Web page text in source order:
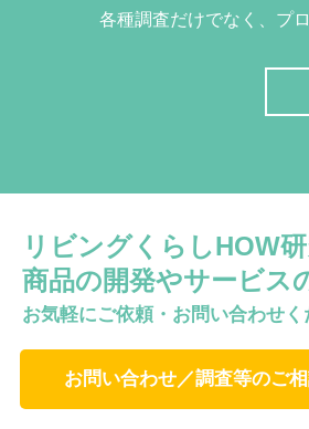
各種調査だけでなく、プ
リビングくらしHOW
商品の開発やサービス
お気軽にご依頼・お問い合わせく
お問い合わせ／調査等のご